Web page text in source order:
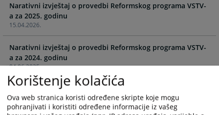
forward
to
interact
with
the
calendar
select
date.
Press
forward
with
the
select
date.
Press
15.04.2026.
Narativni izvještaj o provedbi Reformskog programa VSTV-
a za 2025. godinu
04.06.2025.
Narativni izvještaj o provedbi Reformskog programa VSTV-
a za 2024. godinu
30.01.2025.
Plan provedbe Reformskog programa VSTV-a BiH za
razdoblje 2024. – 2026. godine
Korištenje kolačića
Ova web stranica koristi određene skripte koje mogu
pohranjivati i koristiti određene informacije iz vašeg